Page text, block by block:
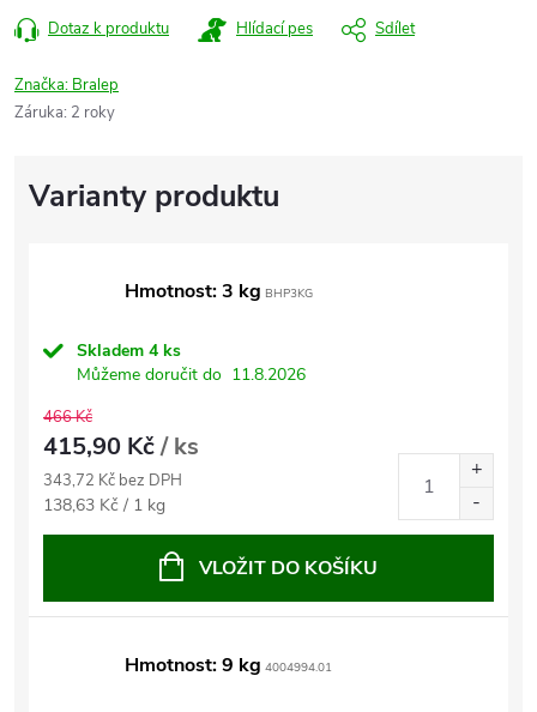
Dotaz k produktu Hlídací pes Sdílet
Značka: Bralep
Záruka: 2 roky
Hmotnost: 3 kg BHP3KG
Skladem 4 ks
Můžeme doručit do 11.8.2026
466 Kč
415,90 Kč/ ks
343,72 Kč bez DPH
Měrná
cena:
138,63 Kč / 1 kg
VLOŽIT DO KOŠÍKU
Hmotnost: 9 kg 4004994.01